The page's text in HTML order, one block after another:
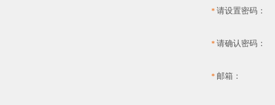
* 请设置密码：
* 请确认密码：
* 邮箱：